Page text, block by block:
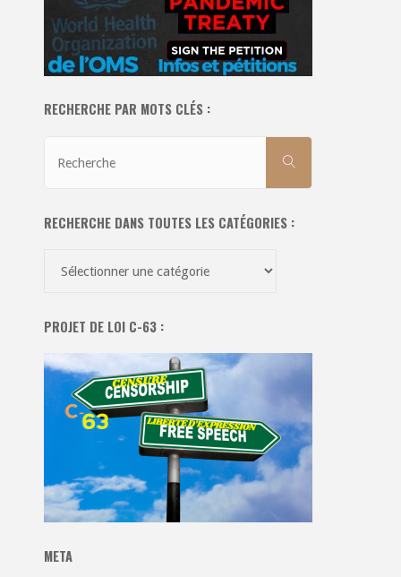
RECHERCHE PAR MOTS CLÉS :
RECHERCHE
RECHERCHE DANS TOUTES LES CATÉGORIES :
les
:
PROJET DE LOI C-63 :
META